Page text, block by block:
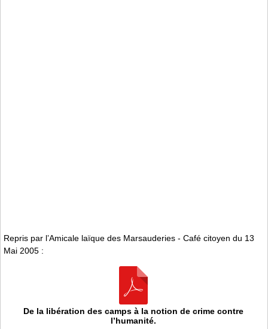
Repris par l’Amicale laïque des Marsauderies - Café citoyen du 13
Mai 2005 :
De la libération des camps à la notion de crime contre
l’humanité.